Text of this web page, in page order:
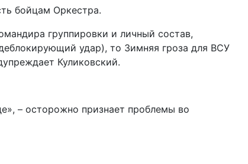
бойцам Оркестра.
группировки и личный состав,
удар), то Зимняя гроза для ВСУ
Куликовский.
– осторожно признает проблемы во